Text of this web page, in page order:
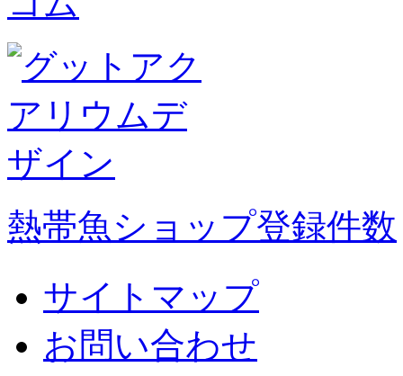
熱帯魚ショップ登録件数
サイトマップ
お問い合わせ